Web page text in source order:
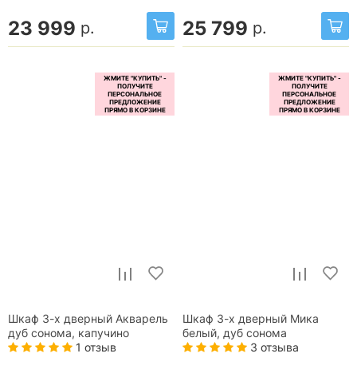
23 999 р. 25 799 р.
Шкаф 3-х дверный Акварель
дуб сонома, капучино
1 отзыв
Шкаф 3-х дверный Мика
белый, дуб сонома
3 отзыва